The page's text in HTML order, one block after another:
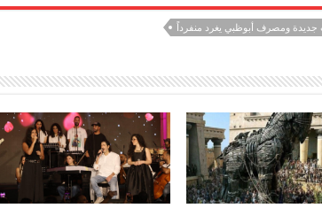
جديدة ومصرف أبوظبي يغرد منفرداً